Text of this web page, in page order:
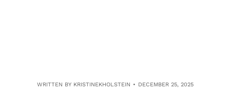
WRITTEN BY KRISTINEKHOLSTEIN DECEMBER 25, 2025